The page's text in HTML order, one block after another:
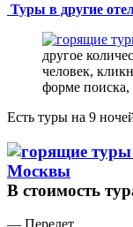
Туры в другие
другое
человек,
форме поиска,
Есть туры на 9
В стоимость